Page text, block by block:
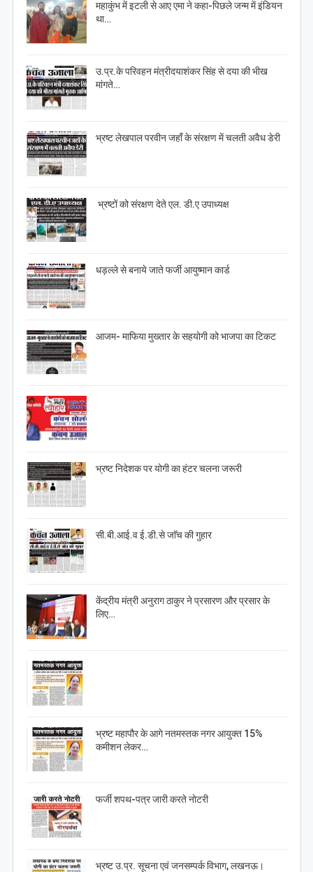
महाकुंभ में इटली से आए एमा ने कहा-पिछले जन्म में इंडियन
था…
उ.प्र.के परिवहन मंत्रीदयाशंकर सिंह से दया की भीख
मांगते…
भ्रष्ट लेखपाल परवीन जहाँ के संरक्षण में चलती अवैध डेरी
भ्रष्टों को संरक्षण देते एल. डी.ए उपाध्यक्ष
धड़ल्ले से बनाये जाते फर्जी आयुष्मान कार्ड
आजम- माफिया मुख्तार के सहयोगी को भाजपा का टिकट
भ्रष्ट निदेशक पर योगी का हंटर चलना जरूरी
सी.बी.आई.व ई.डी.से जाॅच की गुहार
केंद्रीय मंत्री अनुराग ठाकुर ने प्रसारण और प्रसार के
लिए…
भ्रष्ट महापौर के आगे नतमस्तक नगर आयुक्त 15%
कमीशन लेकर…
फर्जी शपथ-पत्र जारी करते नोटरी
भ्रष्ट उ.प्र. सूचना एवं जनसम्पर्क विभाग, लखनऊ।